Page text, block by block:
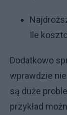
Ile
Dodatkowo
wprawdzie
są duże
przykład